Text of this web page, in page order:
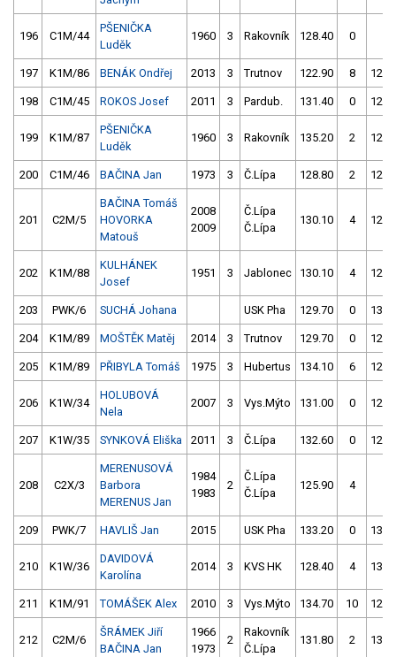
196 C1M/44
PŠENIČKA
Luděk
1960 3 Rakovník 128.40 0
197 K1M/86 BENÁK Ondřej 2013 3 Trutnov 122.90 8
198 C1M/45 ROKOS Josef 2011 3 Pardub. 131.40 0
199 K1M/87
PŠENIČKA
Luděk
1960 3 Rakovník 135.20 2
200 C1M/46 BAČINA Jan 1973 3 Č.Lípa 128.80 2
201 C2M/5
BAČINA Tomáš
HOVORKA
Matouš
2008
2009
Č.Lípa
Č.Lípa
130.10 4
202 K1M/88
KULHÁNEK
Josef
1951 3 Jablonec 130.10 4
203 PWK/6 SUCHÁ Johana USK Pha 129.70 0
204 K1M/89 MOŠTĚK Matěj 2014 3 Trutnov 129.70 0
205 K1M/89 PŘIBYLA Tomáš 1975 3 Hubertus 134.10 6
206 K1W/34
HOLUBOVÁ
Nela
2007 3 Vys.Mýto 131.00 0
207 K1W/35 SYNKOVÁ Eliška 2011 3 Č.Lípa 132.60 0
208 C2X/3
MERENUSOVÁ
Barbora
MERENUS Jan
1984
1983
2
Č.Lípa
Č.Lípa
125.90 4
209 PWK/7 HAVLIŠ Jan 2015 USK Pha 133.20 0
210 K1W/36
DAVIDOVÁ
Karolína
2014 3 KVS HK 128.40 4
211 K1M/91 TOMÁŠEK Alex 2010 3 Vys.Mýto 134.70 10
212 C2M/6
ŠRÁMEK Jiří
BAČINA Jan
1966
1973
2
Rakovník
Č.Lípa
131.80 2